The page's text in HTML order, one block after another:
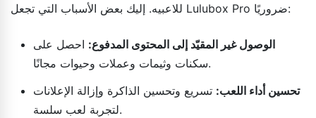
للاعبيه. إليك بعض الأسباب التي تجعل Lulubox Pro ضروريًا:
الوصول غير المقيّد إلى المحتوى المدفوع: احصل على
سكنات وثيمات وعملات وحيوات مجانًا.
تحسين أداء اللعب: تسريع وتحسين الذاكرة وإزالة الإعلانات
لتجربة لعب سلسة.